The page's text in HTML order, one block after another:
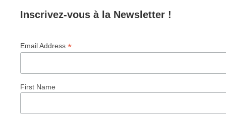
Inscrivez-vous à la Newsletter !
Email Address*
First Name